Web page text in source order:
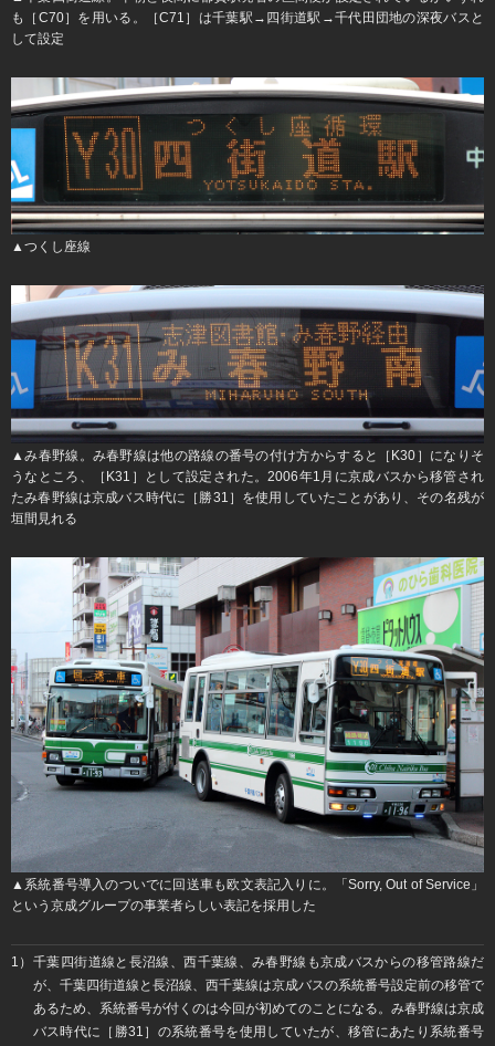
も［C70］を用いる。［C71］は千葉駅→四街道駅→千代田団地の深夜バスと
して設定
▲つくし座線
▲み春野線。み春野線は他の路線の番号の付け方からすると［K30］になりそ
うなところ、［K31］として設定された。2006年1月に京成バスから移管され
たみ春野線は京成バス時代に［勝31］を使用していたことがあり、その名残が
垣間見れる
▲系統番号導入のついでに回送車も欧文表記入りに。「Sorry, Out of Service」
という京成グループの事業者らしい表記を採用した
1）​千葉四街道線と長沼線、西千葉線、み春野線も京成バスからの移管路線だ
が、千葉四街道線と長沼線、西千葉線は京成バスの系統番号設定前の移管で
あるため、系統番号が付くのは今回が初めてのことになる。み春野線は京成
バス時代に［勝31］の系統番号を使用していたが、移管にあたり系統番号